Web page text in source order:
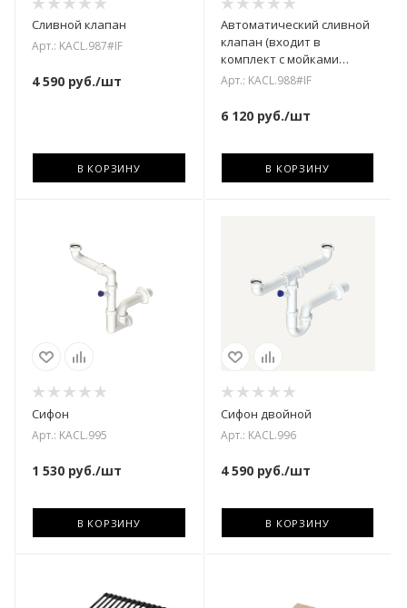
Сливной клапан
Арт.: KACL.987#IF
4 590 руб./шт
В КОРЗИНУ
Автоматический сливной
клапан (входит в
комплект с мойками
серии GARDA)
Арт.: KACL.988#IF
6 120руб./шт
В КОРЗИНУ
Сифон
Арт.: KACL.995
1 530 руб./шт
В КОРЗИНУ
Сифон двойной
Арт.: KACL.996
4 590руб./шт
В КОРЗИНУ